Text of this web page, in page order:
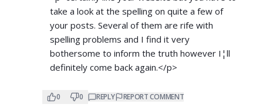
take a look at the spelling on quite a few of
your posts. Several of them are rife with
spelling problems and I find it very
bothersome to inform the truth however I¦ll
definitely come back again.</p>
0 0 REPLY REPORT COMMENT